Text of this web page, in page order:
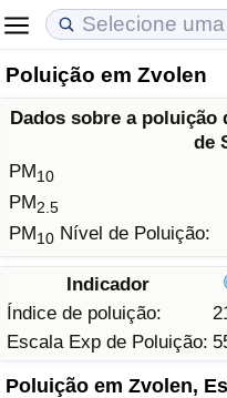
Poluição em Zvolen
Dados sobre a poluição
de
PM10
PM2.5
PM10 Nível de Poluição:
Indicador
Índice de poluição:
Escala Exp de Poluição:
Poluição em Zvolen,
Custo de Vida
Indicador de Custo de
Indicador de Custo de
em Aqaba
Preços de Imóveis
Indicador de Preços de
Indicador de Preços de
Indicador de Preços de
Qualidade de Vida
Indicador de Qualidade
Indicador de Qualidade
Crime
Taxa do Indicador de